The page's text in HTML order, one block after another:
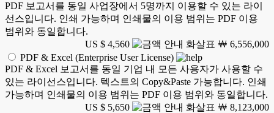
PDF 보고서를 동일 사업장에서 5명까지 이용할 수 있는 라이
선스입니다. 인쇄 가능하며 인쇄물의 이용 범위는 PDF 이용
범위와 동일합니다.
US $ 4,560
￦ 6,556,000
PDF & Excel (Enterprise User License)
PDF & Excel 보고서를 동일 기업 내 모든 사용자가 사용할 수
있는 라이선스입니다. 텍스트의 Copy&Paste 가능합니다. 인쇄
가능하며 인쇄물의 이용 범위는 PDF 이용 범위와 동일합니다.
US $ 5,650
￦ 8,123,000